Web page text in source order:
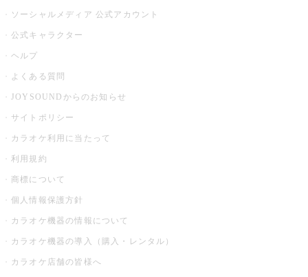
ソーシャルメディア 公式アカウント
公式キャラクター
ヘルプ
よくある質問
JOYSOUNDからのお知らせ
サイトポリシー
カラオケ利用に当たって
利用規約
商標について
個人情報保護方針
カラオケ機器の情報について
カラオケ機器の導入（購入・レンタル）
カラオケ店舗の皆様へ